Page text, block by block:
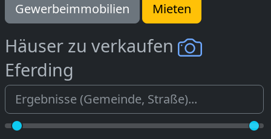
Gewerbeimmobilien
Mieten
Häuser zu verkaufen
Eferding